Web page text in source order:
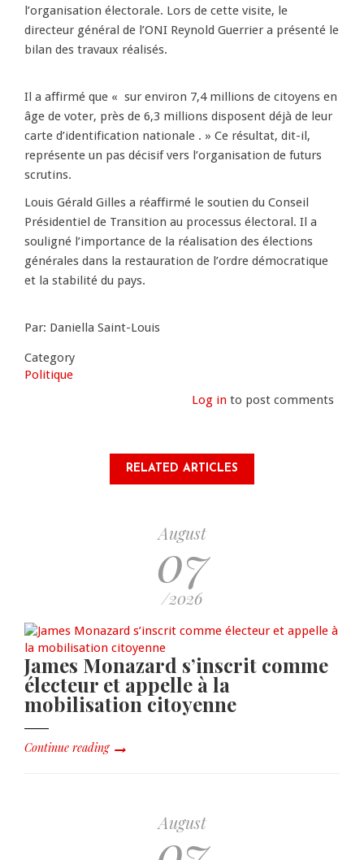
l’organisation électorale. Lors de cette visite, le
directeur général de l’ONI Reynold Guerrier a présenté le
bilan des travaux réalisés.
Il a affirmé que « sur environ 7,4 millions de citoyens en
âge de voter, près de 6,3 millions disposent déjà de leur
carte d’identification nationale . » Ce résultat, dit-il,
représente un pas décisif vers l’organisation de futurs
scrutins.
Louis Gérald Gilles a réaffirmé le soutien du Conseil
Présidentiel de Transition au processus électoral. Il a
souligné l’importance de la réalisation des élections
générales dans la restauration de l’ordre démocratique
et la stabilité du pays.
Par: Daniella Saint-Louis
Category
Politique
Log into post comments
RELATED ARTICLES
August
07
/2026
James Monazard s’inscrit comme
électeur et appelle à la
mobilisation citoyenne
Continue reading
August